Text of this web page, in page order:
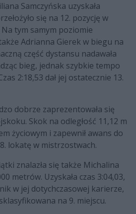
Samczyńska uzyskała
się na 12. pozycję w
tym samym poziomie
Adrianna Gierek w biegu na
część dystansu nadawała
bieg, jednak szybkie tempo
2:18,53 dał jej ostatecznie 13.
dobrze zaprezentowała się
Skok na odległość 11,12 m
życiowym i zapewnił awans do
lokatę w mistrzostwach.
znalazła się także Michalina
metrów. Uzyskała czas 3:04,03,
w jej dotychczasowej karierze,
na 9. miejscu.